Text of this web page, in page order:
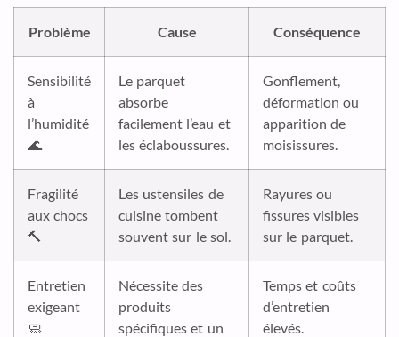
Problème Cause Conséquence
Sensibilité
à
l’humidité
🌊
Le parquet
absorbe
facilement l’eau et
les éclaboussures.
Gonflement,
déformation ou
apparition de
moisissures.
Fragilité
aux chocs
🔨
Les ustensiles de
cuisine tombent
souvent sur le sol.
Rayures ou
fissures visibles
sur le parquet.
Entretien
exigeant
🧼
Nécessite des
produits
spécifiques et un
Temps et coûts
d’entretien
élevés.